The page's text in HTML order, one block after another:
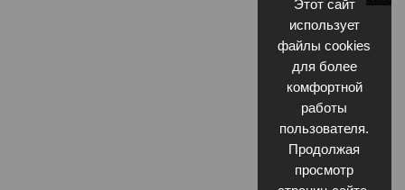
Этот сайт
использует
файлы cookies
для более
комфортной
работы
пользователя.
Продолжая
просмотр